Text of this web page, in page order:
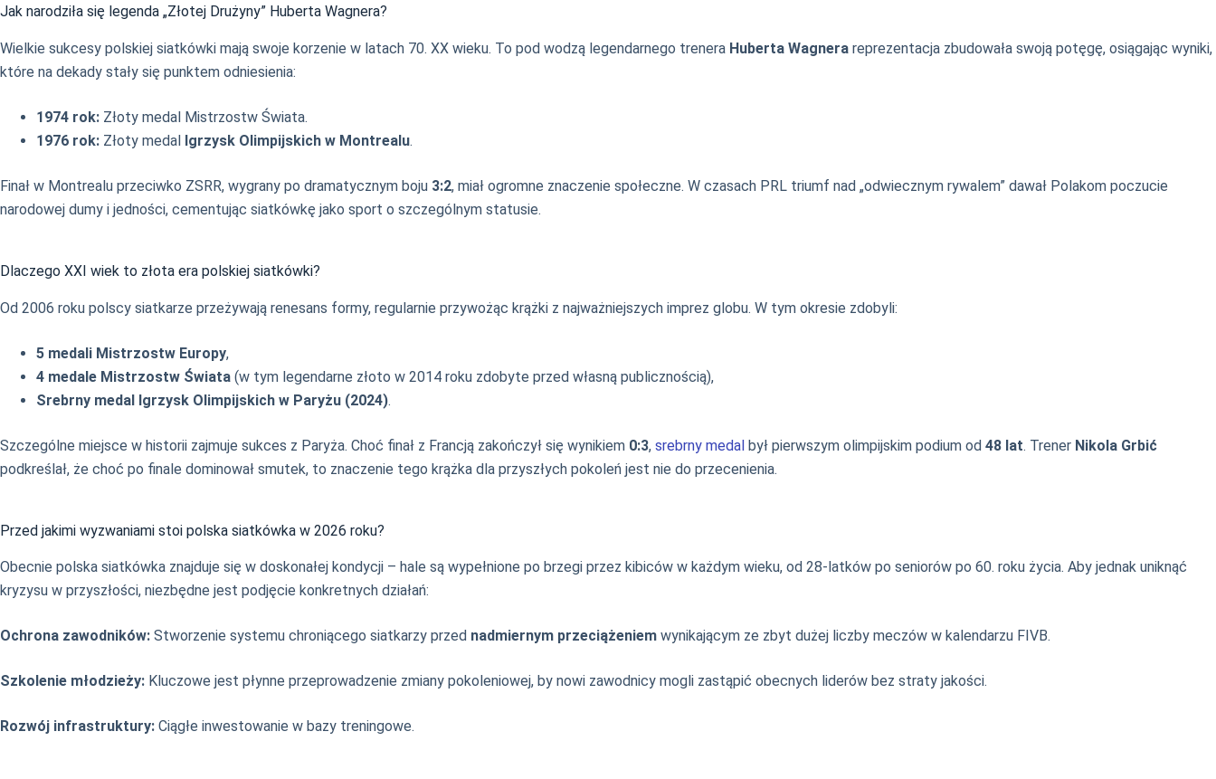
Jak narodziła się legenda „Złotej Drużyny” Huberta Wagnera?
Wielkie sukcesy polskiej siatkówki mają swoje korzenie w latach 70. XX wieku. To pod wodzą legendarnego trenera Huberta Wagnera reprezentacja zbudowała swoją potęgę, osiągając wyniki,
które na dekady stały się punktem odniesienia:
1974 rok: Złoty medal Mistrzostw Świata.
1976 rok: Złoty medal Igrzysk Olimpijskich w Montrealu.
Finał w Montrealu przeciwko ZSRR, wygrany po dramatycznym boju 3:2, miał ogromne znaczenie społeczne. W czasach PRL triumf nad „odwiecznym rywalem” dawał Polakom poczucie
narodowej dumy i jedności, cementując siatkówkę jako sport o szczególnym statusie.
Dlaczego XXI wiek to złota era polskiej siatkówki?
Od 2006 roku polscy siatkarze przeżywają renesans formy, regularnie przywożąc krążki z najważniejszych imprez globu. W tym okresie zdobyli:
5 medali Mistrzostw Europy,
4 medale Mistrzostw Świata (w tym legendarne złoto w 2014 roku zdobyte przed własną publicznością),
Srebrny medal Igrzysk Olimpijskich w Paryżu (2024).
Szczególne miejsce w historii zajmuje sukces z Paryża. Choć finał z Francją zakończył się wynikiem 0:3, srebrny medal był pierwszym olimpijskim podium od 48 lat. Trener Nikola Grbić
podkreślał, że choć po finale dominował smutek, to znaczenie tego krążka dla przyszłych pokoleń jest nie do przecenienia.
Przed jakimi wyzwaniami stoi polska siatkówka w 2026 roku?
Obecnie polska siatkówka znajduje się w doskonałej kondycji – hale są wypełnione po brzegi przez kibiców w każdym wieku, od 28-latków po seniorów po 60. roku życia. Aby jednak uniknąć
kryzysu w przyszłości, niezbędne jest podjęcie konkretnych działań:
Ochrona zawodników: Stworzenie systemu chroniącego siatkarzy przed nadmiernym przeciążeniem wynikającym ze zbyt dużej liczby meczów w kalendarzu FIVB.
Szkolenie młodzieży: Kluczowe jest płynne przeprowadzenie zmiany pokoleniowej, by nowi zawodnicy mogli zastąpić obecnych liderów bez straty jakości.
Rozwój infrastruktury: Ciągłe inwestowanie w bazy treningowe.